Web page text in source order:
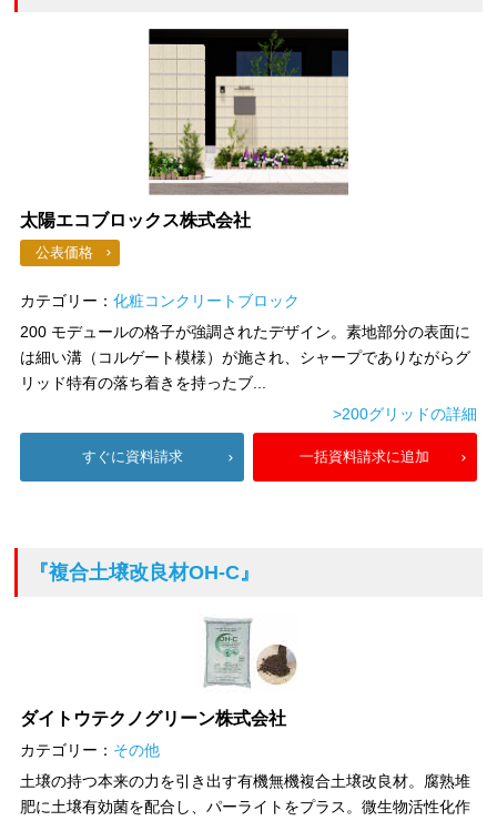
太陽エコブロックス株式会社
公表価格
カテゴリー：化粧コンクリートブロック
200 モデュールの格子が強調されたデザイン。素地部分の表面に
は細い溝（コルゲート模様）が施され、シャープでありながらグ
リッド特有の落ち着きを持ったブ...
>200グリッドの詳細
すぐに資料請求 一括資料請求に追加
『複合土壌改良材OH-C』
ダイトウテクノグリーン株式会社
カテゴリー： その他
土壌の持つ本来の力を引き出す有機無機複合土壌改良材。腐熟堆
肥に土壌有効菌を配合し、パーライトをプラス。微生物活性化作